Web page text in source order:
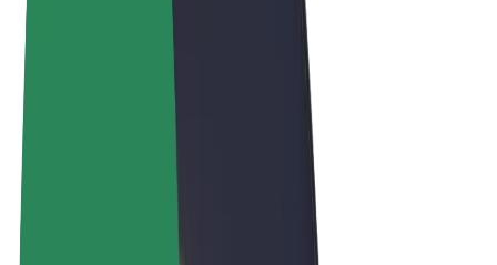
Términos y Condiciones